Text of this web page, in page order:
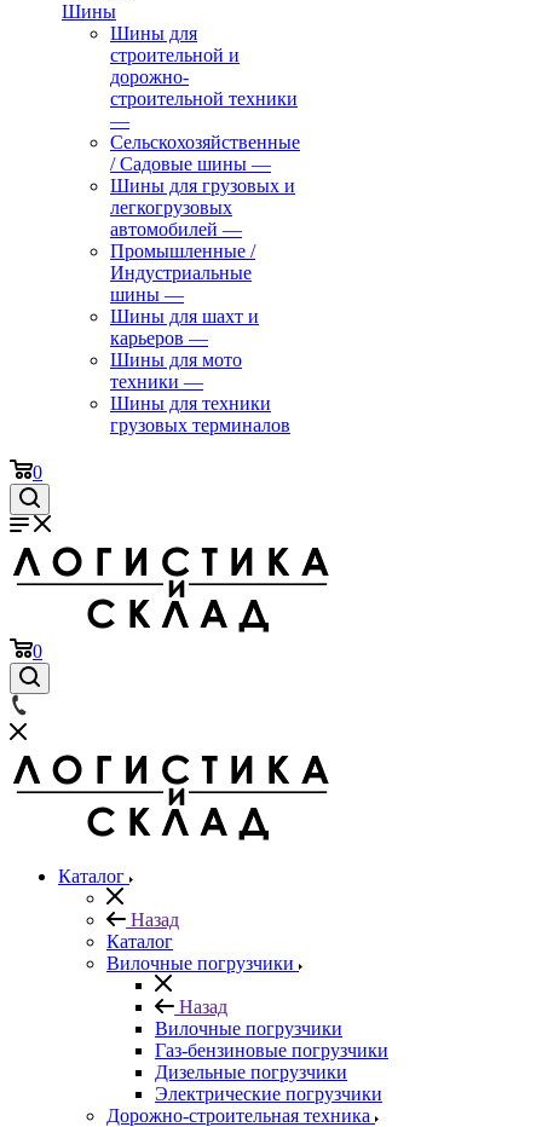
Шины
Шины для
строительной и
дорожно-
строительной техники
—
Сельскохозяйственные
/ Садовые шины —
Шины для грузовых и
легкогрузовых
автомобилей —
Промышленные /
Индустриальные
шины —
Шины для шахт и
карьеров —
Шины для мото
техники —
Шины для техники
грузовых терминалов
0
0
Каталог
Назад
Каталог
Вилочные погрузчики
Назад
Вилочные погрузчики
Газ-бензиновые погрузчики
Дизельные погрузчики
Электрические погрузчики
Дорожно-строительная техника